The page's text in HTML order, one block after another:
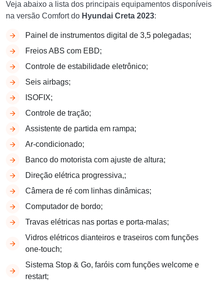
Veja abaixo a lista dos principais equipamentos disponíveis
na versão Comfort do Hyundai Creta 2023:
Painel de instrumentos digital de 3,5 polegadas;
Freios ABS com EBD;
Controle de estabilidade eletrônico;
Seis airbags;
ISOFIX;
Controle de tração;
Assistente de partida em rampa;
Ar-condicionado;
Banco do motorista com ajuste de altura;
Direção elétrica progressiva,;
Câmera de ré com linhas dinâmicas;
Computador de bordo;
Travas elétricas nas portas e porta-malas;
Vidros elétricos dianteiros e traseiros com funções
one-touch;
Sistema Stop & Go, faróis com funções welcome e
restart;